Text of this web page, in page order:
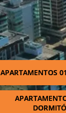
APARTAMENTOS